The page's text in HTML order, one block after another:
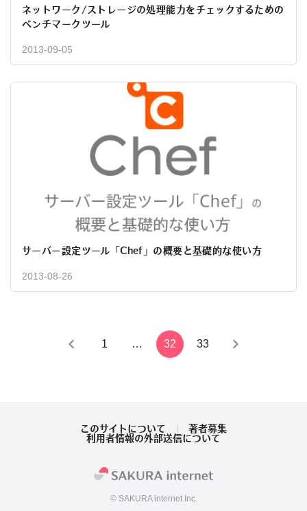
ネットワーク/ストレージの処理能力をチェックするための
ベンチマークツール
2013-09-05
サーバー設定ツール「Chef」の概要と基礎的な使い方
2013-08-26
1 … 32 33
このサイトについて
著者募集
利用者情報の外部送信について
© SAKURA internet Inc.